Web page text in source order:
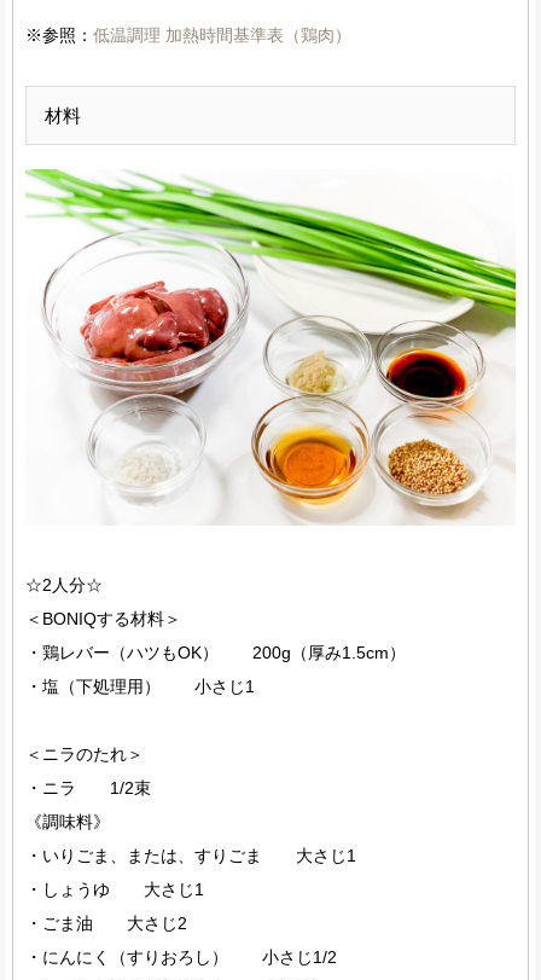
※参照： 低温調理 加熱時間基準表（鶏肉）
材料
☆2人分☆
＜BONIQする材料＞
・鶏レバー（ハツもOK） 200g（厚み1.5cm）
・塩（下処理用） 小さじ1
＜ニラのたれ＞
・ニラ 1/2束
《調味料》
・いりごま、または、すりごま 大さじ1
・しょうゆ 大さじ1
・ごま油 大さじ2
・にんにく（すりおろし） 小さじ1/2